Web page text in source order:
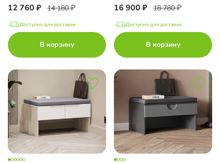
12 760 14 180
Доступно для доставки
В корзину
16 900 18 780
Доступно для доставки
В корзину